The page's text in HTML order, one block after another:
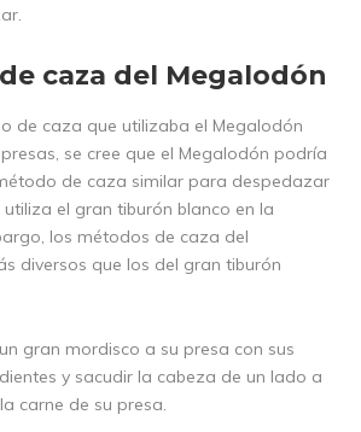
caza del Megalodón
de caza que utilizaba el Megalodón
se cree que el Megalodón podría
de caza similar para despedazar
el gran tiburón blanco en la
los métodos de caza del
diversos que los del gran tiburón
gran mordisco a su presa con sus
y sacudir la cabeza de un lado a
carne de su presa.